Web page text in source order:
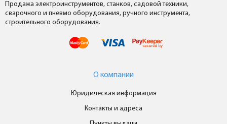
Продажа электроинструментов, станков, садовой техники,
сварочного и пневмо оборудования, ручного инструмента,
строительного оборудования.
О компании
Юридическая информация
Контакты и адреса